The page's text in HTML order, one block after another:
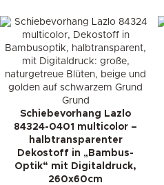
Schiebevorhang Lazlo
84324-0401 multicolor –
halbtransparenter
Dekostoff in „Bambus-
Optik“ mit Digitaldruck,
260x60cm